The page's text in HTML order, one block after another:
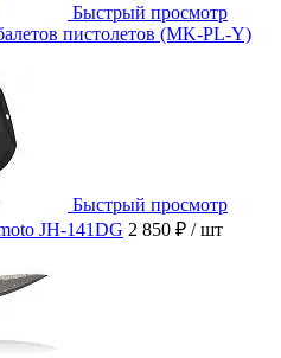
Быстрый просмотр
пистолетов (MK-PL-Y)
Быстрый просмотр
JH-141DG 2 850 ₽ / шт